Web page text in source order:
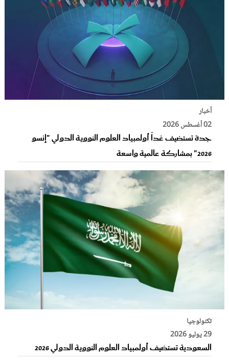
أخبار
02 أغسطس 2026
جدة تستضيف غداً أولمبياد العلوم النووية الدولي "إنسو
2026" بمشاركة عالمية واسعة
تكنولوجيا
29 يوليو 2026
السعودية تستضيف أولمبياد العلوم النووية الدولي 2026